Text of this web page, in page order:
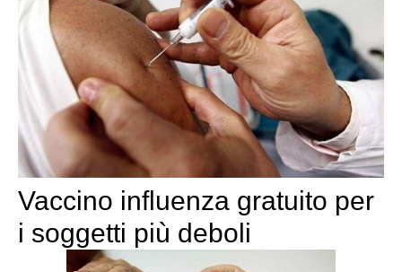
Vaccino influenza gratuito per
i soggetti più deboli